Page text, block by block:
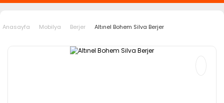
Anasayfa Mobilya Berjer Altınel Bohem Silva Berjer